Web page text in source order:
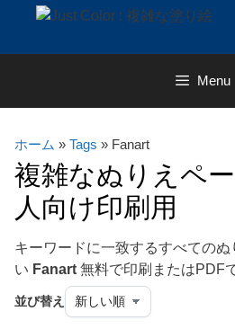
content
Menu
ホーム » Tags » Fanart
複雑なぬりえペ
人向け印刷用
キーワードに一致するすべての
い Fanart 無料で印刷またはPDF
並び替え